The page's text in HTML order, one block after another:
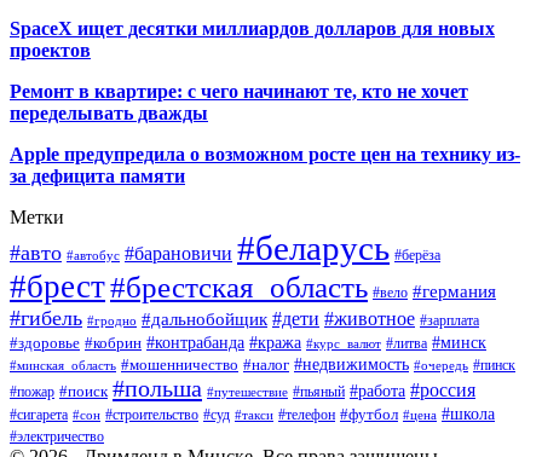
SpaceX ищет десятки миллиардов долларов для новых
проектов
Ремонт в квартире: с чего начинают те, кто не хочет
переделывать дважды
Apple предупредила о возможном росте цен на технику из-
за дефицита памяти
Метки
#авто #автобус #барановичи #беларусь #берёза
#брест#брестская_область #вело #германия
#гибель #гродно #дальнобойщик #дети #животное #зарплата
#здоровье #кобрин #контрабанда #кража #курс_валют #литва #минск
#минская_область #мошенничество #налог #недвижимость #очередь #пинск
#пожар #поиск #польша #путешествие #пьяный #работа #россия
#сигарета #сон #строительство #суд #такси #телефон #футбол #цена #школа
#электричество